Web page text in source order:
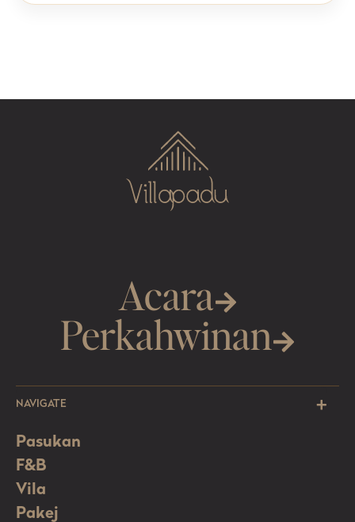
Acara
Perkahwinan
NAVIGATE
Pasukan
F&B
Vila
Pakej